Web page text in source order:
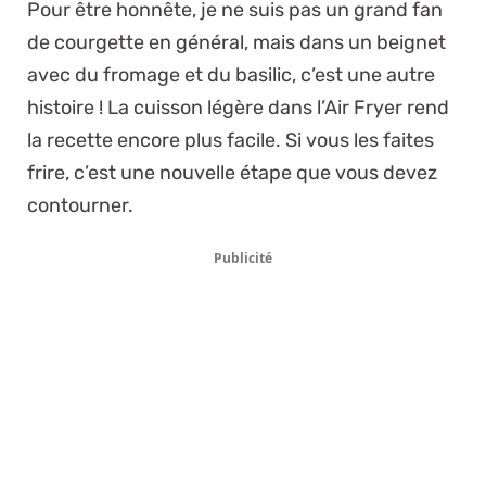
Pour être honnête, je ne suis pas un grand fan
de courgette en général, mais dans un beignet
avec du fromage et du basilic, c’est une autre
histoire ! La cuisson légère dans l’Air Fryer rend
la recette encore plus facile. Si vous les faites
frire, c’est une nouvelle étape que vous devez
contourner.
Publicité